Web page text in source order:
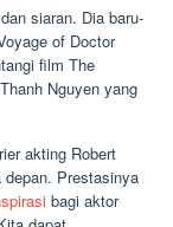
siaran. Dia baru-
of Doctor
film The
Nguyen yang
akting Robert
Prestasinya
bagi aktor